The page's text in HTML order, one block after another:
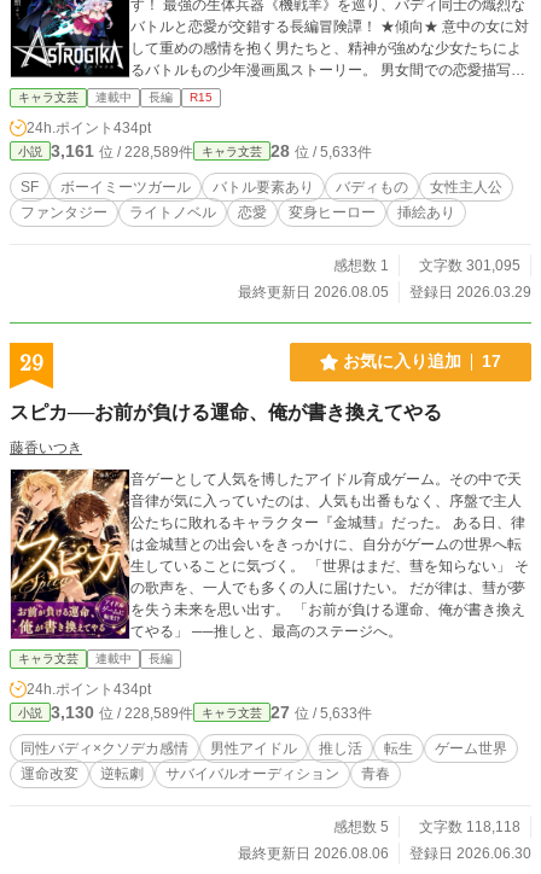
す！ 最強の生体兵器《機戦羊》を巡り、バディ同士の熾烈な
バトルと恋愛が交錯する長編冒険譚！ ★傾向★ 意中の女に対
して重めの感情を抱く男たちと、精神が強めな少女たちによ
るバトルもの少年漫画風ストーリー。 男女間での恋愛描写が
多く、男性向けでありながらも乙女向けに近い要素がありま
す。 R15の範囲内でエッチな表現や濡れ場あり。
キャラ文芸 連載中 長編 R15
24h.ポイント 434pt
小説 3,161 位 / 228,589件 キャラ文芸 28 位 / 5,633件
SF ボーイミーツガール バトル要素あり バディもの
女性主人公
ファンタジー
ライトノベル 恋愛 変身ヒーロー 挿絵あり
感想数 1
文字数 301,095
最終更新日 2026.08.05
登録日 2026.03.29
29 お気に入り追加 17
スピカ──お前が負ける運命、俺が書き換えてやる
藤香いつき
音ゲーとして人気を博したアイドル育成ゲーム。その中で天
音律が気に入っていたのは、人気も出番もなく、序盤で主人
公たちに敗れるキャラクター『金城彗』だった。 ある日、律
は金城彗との出会いをきっかけに、自分がゲームの世界へ転
生していることに気づく。 「世界はまだ、彗を知らない」 そ
の歌声を、一人でも多くの人に届けたい。 だが律は、彗が夢
を失う未来を思い出す。 「お前が負ける運命、俺が書き換え
てやる」 ──推しと、最高のステージへ。
キャラ文芸 連載中 長編
24h.ポイント 434pt
小説 3,130 位 / 228,589件 キャラ文芸 27 位 / 5,633件
同性バディ×クソデカ感情 男性アイドル 推し活 転生
ゲーム世界
運命改変
逆転劇 サバイバルオーディション 青春
感想数 5
文字数 118,118
最終更新日 2026.08.06
登録日 2026.06.30